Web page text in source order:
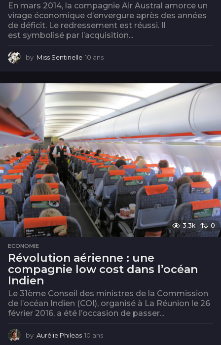
En mars 2014, la compagnie Air Austral amorce un
virage économique d’envergure après des années
de déficit. Le redressement est réussi. Il
est symbolisé par l’acquisition...
by Miss Sentinelle 10 ans
n
s
3.3k 0
ECONOMIE
Révolution aérienne : une
compagnie low cost dans l’océan
Indien
Le 31ème Conseil des ministres de la Commission
de l’océan Indien (COI), organisé à La Réunion le 26
février 2016, a été l’occasion de passer...
by Aurélie Phileas 10 ans